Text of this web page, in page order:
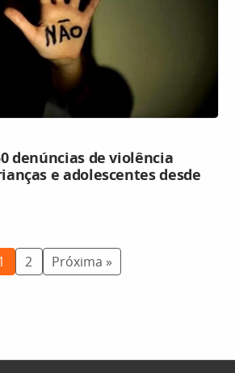
denúncias de violência
e adolescentes desde
2 Próxima »